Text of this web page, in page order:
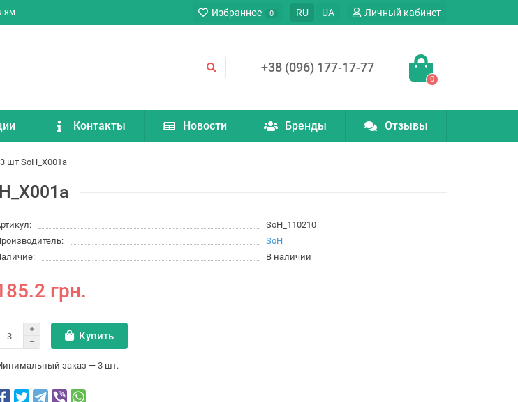
Избранное 0 RU UA Личный кабинет
+38 (096) 177-17-77
0
Контакты Новости Бренды Отзывы
шт SoH_X001a
SoH_110210
SoH
В наличии
грн.
Купить
заказ — 3 шт.